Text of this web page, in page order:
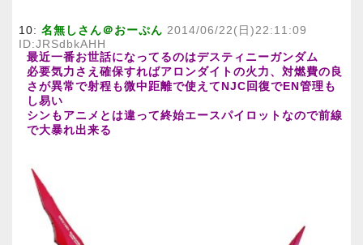
10: 名無しさん＠おーぷん 2014/06/22(日)22:11:09
ID:JRSdbkAHH
最近一番お世話になってるのはデスティニーガンダム
必要気力さえ確保すればアロンダイトの火力、対燃費の良
さが異常で射程も微中距離で使えてNJC回復でEN管理も
し易い
シンもアニメとは違って終始エースパイロットなので前線
で大暴れ出来る